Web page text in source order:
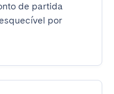
de partida
por